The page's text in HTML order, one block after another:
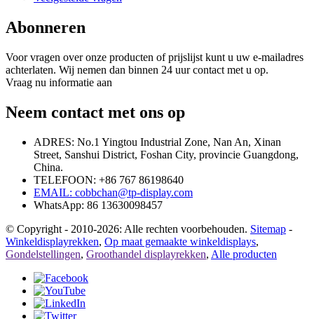
Abonneren
Voor vragen over onze producten of prijslijst kunt u uw e-mailadres
achterlaten. Wij nemen dan binnen 24 uur contact met u op.
Vraag nu informatie aan
Neem contact met ons op
ADRES: No.1 Yingtou Industrial Zone, Nan An, Xinan
Street, Sanshui District, Foshan City, provincie Guangdong,
China.
TELEFOON: +86 767 86198640
EMAIL: cobbchan@tp-display.com
WhatsApp: 86 13630098457
© Copyright - 2010-2026: Alle rechten voorbehouden. Sitemap -
Winkeldisplayrekken, Op maat gemaakte winkeldisplays,
Gondelstellingen, Groothandel displayrekken, Alle producten